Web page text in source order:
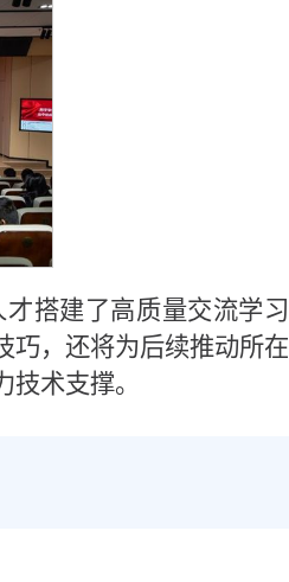
搭建了高质量交流学习
巧，还将为后续推动所在
术支撑。